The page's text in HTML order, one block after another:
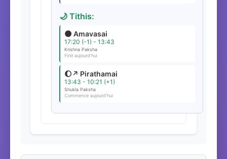
🌙 Tithis:
🌑 Amavasai
17:20 (-1) - 13:43
Krishna Paksha
Finit aujourd'hui
🌔↗️ Pirathamai
13:43 - 10:21 (+1)
Shukla Paksha
Commence aujourd'hui